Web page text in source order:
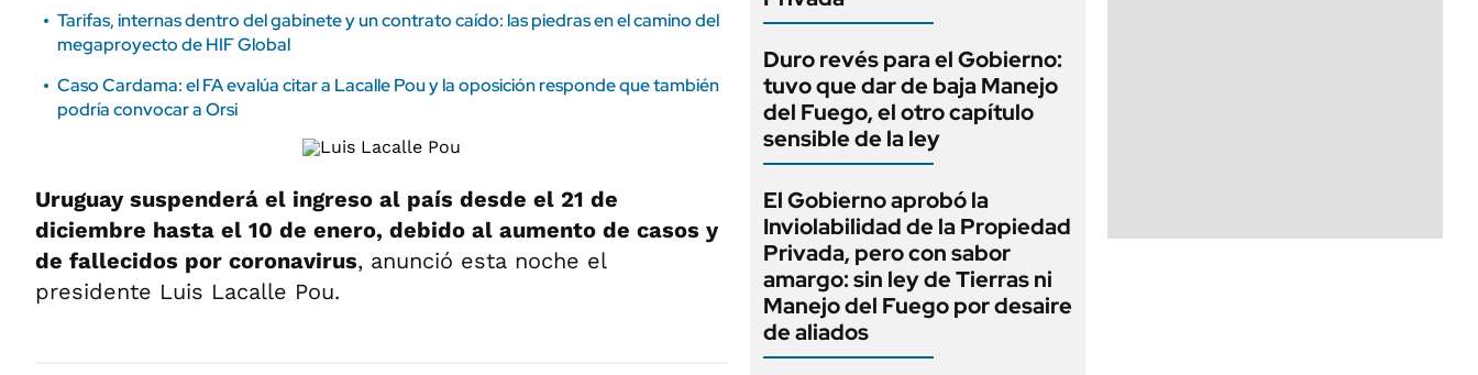
Tarifas, internas dentro del gabinete y un contrato caído: las piedras en el camino del
megaproyecto de HIF Global
Caso Cardama: el FA evalúa citar a Lacalle Pou y la oposición responde que también
podría convocar a Orsi
Uruguay suspenderá el ingreso al país desde el 21 de
diciembre hasta el 10 de enero, debido al aumento de casos y
de fallecidos por coronavirus, anunció esta noche el
presidente Luis Lacalle Pou.
Duro revés para el Gobierno:
tuvo que dar de baja Manejo
del Fuego, el otro capítulo
sensible de la ley
El Gobierno aprobó la
Inviolabilidad de la Propiedad
Privada, pero con sabor
amargo: sin ley de Tierras ni
Manejo del Fuego por desaire
de aliados